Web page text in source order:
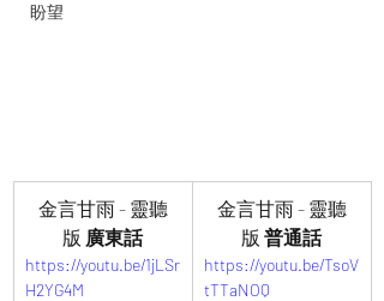
盼望
金言甘雨 - 靈聽
版 廣東話
https://youtu.be/1jLSr
H2YG4M
金言甘雨 - 靈聽
版 普通話
https://youtu.be/TsoV
tTTaNOQ